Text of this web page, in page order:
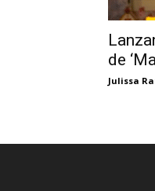
de
Julissa